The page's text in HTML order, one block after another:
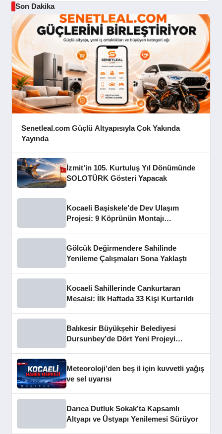
Son Dakika
Senetleal.com Güçlü Altyapısıyla Çok Yakında
Yayında
İzmit’in 105. Kurtuluş Yıl Dönümünde
SOLOTÜRK Gösteri Yapacak
Kocaeli Başiskele’de Dev Ulaşım
Projesi: 9 Köprünün Montajı
Gölcük Değirmendere Sahilinde
Yenileme Çalışmaları Sona Yaklaştı
Kocaeli Sahillerinde Cankurtaran
Mesaisi: İlk Haftada 33 Kişi Kurtarıldı
Balıkesir Büyükşehir Belediyesi
Dursunbey’de Dört Yeni Projeyi
Meteoroloji’den beş il için kuvvetli yağış
ve sel uyarısı
Darıca Dutluk Sokak’ta Kapsamlı
Altyapı ve Üstyapı Yenilemesi Sürüyor